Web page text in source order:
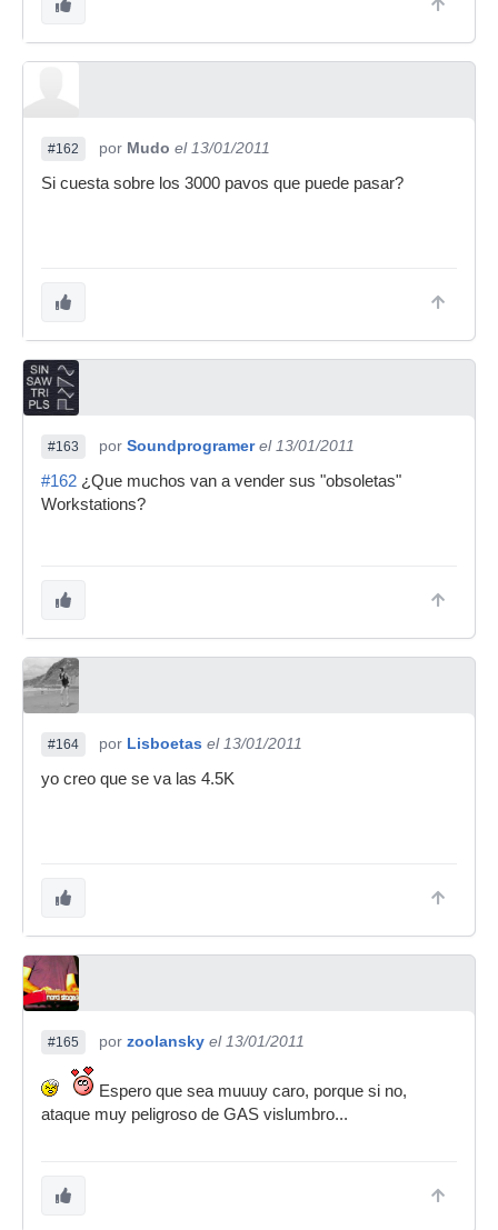
#162 por Mudo el 13/01/2011
Si cuesta sobre los 3000 pavos que puede pasar?
#163 por Soundprogramer el 13/01/2011
#162 ¿Que muchos van a vender sus "obsoletas"
Workstations?
#164 por Lisboetas el 13/01/2011
yo creo que se va las 4.5K
#165 por zoolansky el 13/01/2011
Espero que sea muuuy caro, porque si no,
ataque muy peligroso de GAS vislumbro...